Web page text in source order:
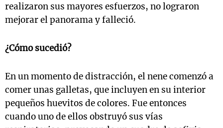
realizaron sus mayores esfuerzos, no lograron
mejorar el panorama y falleció.
¿Cómo sucedió?
En un momento de distracción, el nene comenzó a
comer unas galletas, que incluyen en su interior
pequeños huevitos de colores. Fue entonces
cuando uno de ellos obstruyó sus vías